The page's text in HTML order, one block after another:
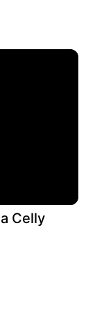
Celly